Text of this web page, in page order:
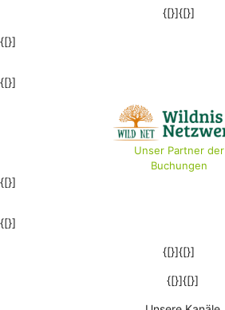
{[}]{[}]
{[}]
{[}]
Unser Partner der
Buchungen
{[}]
{[}]
{[}]{[}]
{[}]{[}]